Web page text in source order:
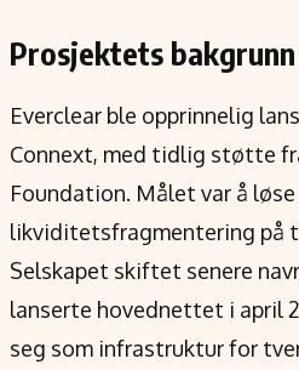
Prosjektets
Everclear ble opprinnelig
Connext, med tidlig støtte
Foundation. Målet var å
likviditetsfragmentering på
Selskapet skiftet senere
lanserte hovednettet i april
seg som infrastruktur for